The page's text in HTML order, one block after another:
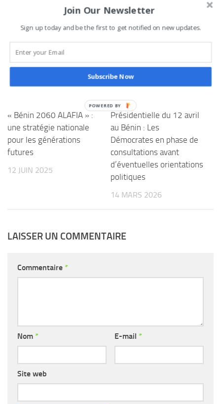
PARTAGES
VOUS AIMEREZ AUSSI...
« Bénin 2060 ALAFIA » :
une stratégie nationale
pour les générations
futures
12 JUIN 2025
Présidentielle du 12 avril
au Bénin : Les
Démocrates en phase de
consultations avant
d’éventuelles orientations
politiques
14 MARS 2026
LAISSER UN COMMENTAIRE
Commentaire *
Nom * E-mail *
Site web
Join Our Newsletter
Sign up today and be the first to get notified on new updates.
Subscribe Now